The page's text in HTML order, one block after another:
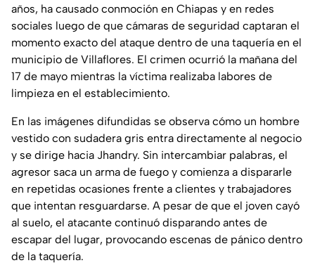
años, ha causado conmoción en Chiapas y en redes
sociales luego de que cámaras de seguridad captaran el
momento exacto del ataque dentro de una taquería en el
municipio de Villaflores. El crimen ocurrió la mañana del
17 de mayo mientras la víctima realizaba labores de
limpieza en el establecimiento.
En las imágenes difundidas se observa cómo un hombre
vestido con sudadera gris entra directamente al negocio
y se dirige hacia Jhandry. Sin intercambiar palabras, el
agresor saca un arma de fuego y comienza a dispararle
en repetidas ocasiones frente a clientes y trabajadores
que intentan resguardarse. A pesar de que el joven cayó
al suelo, el atacante continuó disparando antes de
escapar del lugar, provocando escenas de pánico dentro
de la taquería.